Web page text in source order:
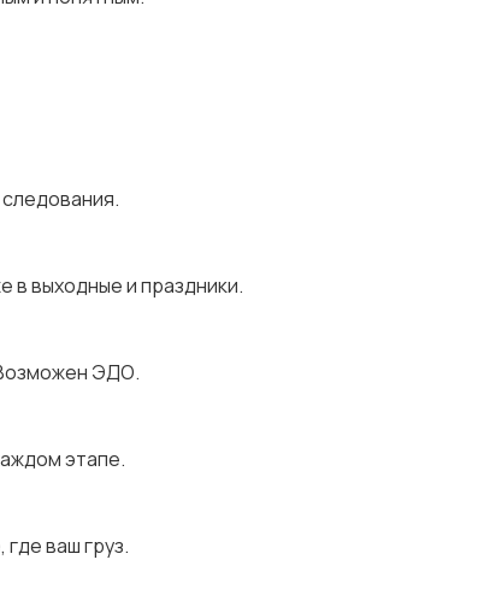
в выходные и праздники.
ЭДО.
этапе.
ваш груз.